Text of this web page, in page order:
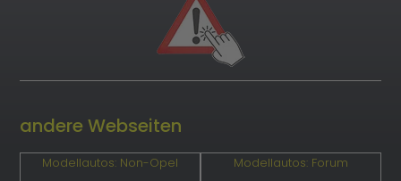
andere Webseiten
Modellautos: Non-Opel Modellautos: Forum